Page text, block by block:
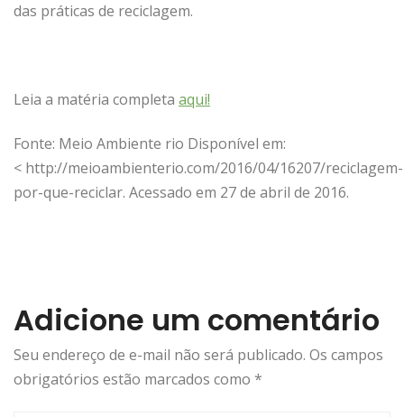
das práticas de reciclagem.
Leia a matéria completa aqui!
Fonte: Meio Ambiente rio Disponível em:
< http://meioambienterio.com/2016/04/16207/reciclagem-
por-que-reciclar. Acessado em 27 de abril de 2016.
Adicione um comentário
Seu endereço de e-mail não será publicado. Os campos
obrigatórios estão marcados como *